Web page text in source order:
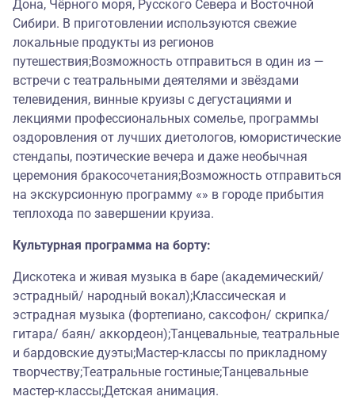
Дона, Чёрного моря, Русского Севера и Восточной
Сибири. В приготовлении используются свежие
локальные продукты из регионов
путешествия;Возможность отправиться в один из —
встречи с театральными деятелями и звёздами
телевидения, винные круизы с дегустациями и
лекциями профессиональных сомелье, программы
оздоровления от лучших диетологов, юмористические
стендапы, поэтические вечера и даже необычная
церемония бракосочетания;Возможность отправиться
на экскурсионную программу «» в городе прибытия
теплохода по завершении круиза.
Культурная программа на борту:
Дискотека и живая музыка в баре (академический/
эстрадный/ народный вокал);Классическая и
эстрадная музыка (фортепиано, саксофон/ скрипка/
гитара/ баян/ аккордеон);Танцевальные, театральные
и бардовские дуэты;Мастер-классы по прикладному
творчеству;Театральные гостиные;Танцевальные
мастер-классы;Детская анимация.